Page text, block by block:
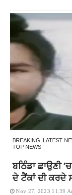
BREAKING LATEST
TOP NEWS
ਬਠਿੰਡਾ ਛਾਉਣੀ
ਦੇ ਟੈਂਕਾਂ ਦੀ ਕਰਦੇ
Nov 27, 2023 11:39